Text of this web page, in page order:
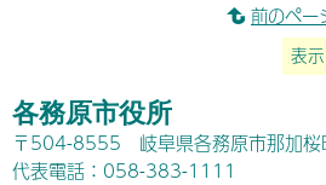
前のペー
表示
各務原市役所
〒504-8555 岐阜県各務原市那加桜
代表電話：058-383-1111